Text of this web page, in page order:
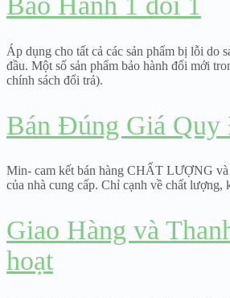
Áp dụng cho tất cả các sản phẩm bị lỗi do
đầu. Một số sản phẩm bảo hành đổi mới
chính sách đổi trả).
Bán Đúng Giá
Min- cam kết bán hàng CHẤT LƯỢNG
của nhà cung cấp. Chỉ cạnh về chất lượng,
Giao Hàng và
hoạt